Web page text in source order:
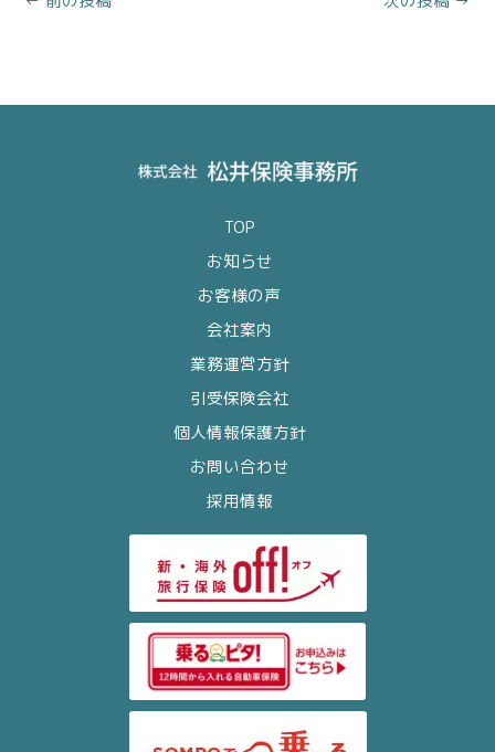
TOP
お知らせ
お客様の声
会社案内
業務運営方針
引受保険会社
個人情報保護方針
お問い合わせ
採用情報